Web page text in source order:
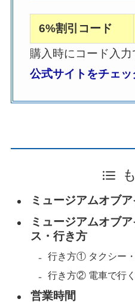
6%割引コード
購入時にコード入力
公式サイトをチェッ
ミュージアムオブ
ミュージアムオブ
ス・行き方
行き方① タクシー
行き方② 電車で行
営業時間